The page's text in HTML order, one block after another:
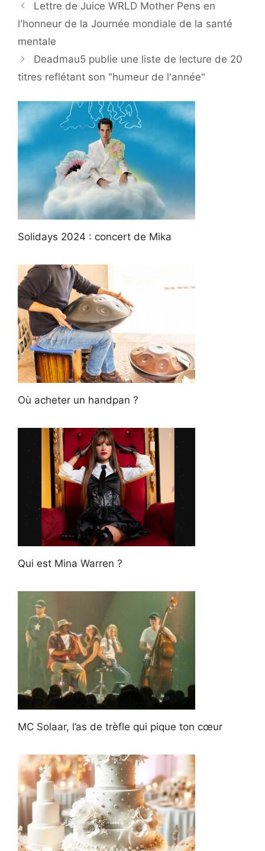
Lettre de Juice WRLD Mother Pens en
l'honneur de la Journée mondiale de la santé
mentale
Deadmau5 publie une liste de lecture de 20
titres reflétant son "humeur de l'année"
Solidays 2024 : concert de Mika
Où acheter un handpan ?
Qui est Mina Warren ?
MC Solaar, l’as de trèfle qui pique ton cœur